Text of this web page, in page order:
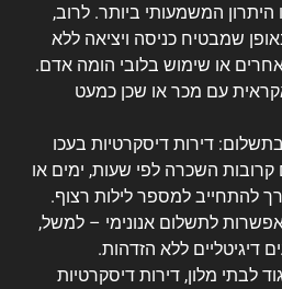
המשמעותי ביותר. לרוב,
שמבטיח כניסה ויציאה ללא
או שימוש בלובי הומה אדם.
עם מכר או שכן כמעט
דירות דיסקרטיות בעכו
השכרה לפי שעות, ימים או
להתחייב למספר לילות רצוף.
לתשלום אנונימי – למשל,
דיגיטליים ללא הזדהות.
לבתי מלון, דירות דיסקרטיות